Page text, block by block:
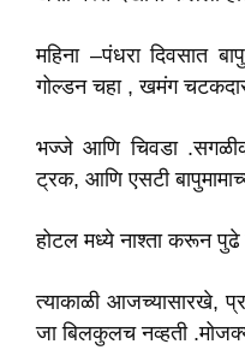
महिना –पंधरा दिवसात
गोल्डन चहा , खमंग
भज्जे आणि चिवडा
ट्रक, आणि एसटी
होटल मध्ये नाश्ता करून
त्याकाळी आजच्यासारखे,
जा बिलकुलच नव्हती